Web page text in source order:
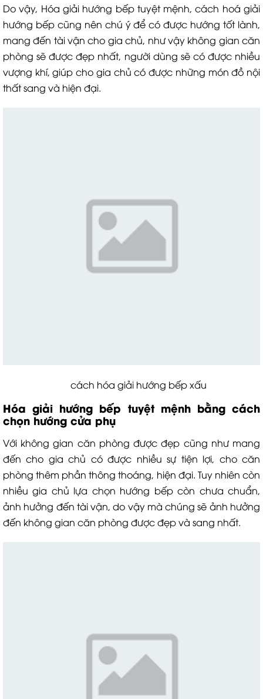
Do vậy, Hóa giải hướng bếp tuyệt mệnh, cách hoá giải
hướng bếp cũng nên chú ý để có được hướng tốt lành,
mang đến tài vận cho gia chủ, như vậy không gian căn
phòng sẽ được đẹp nhất, người dùng sẽ có được nhiều
vượng khí, giúp cho gia chủ có được những món đồ nội
thất sang và hiện đại.
cách hóa giải hướng bếp xấu
Hóa giải hướng bếp tuyệt mệnh bằng cách
chọn hướng cửa phụ
Với không gian căn phòng được đẹp cũng như mang
đến cho gia chủ có được nhiều sự tiện lợi, cho căn
phòng thêm phần thông thoáng, hiện đại. Tuy nhiên còn
nhiều gia chủ lựa chọn hướng bếp còn chưa chuẩn,
ảnh hưởng đến tài vận, do vậy mà chúng sẽ ảnh hưởng
đến không gian căn phòng được đẹp và sang nhất.